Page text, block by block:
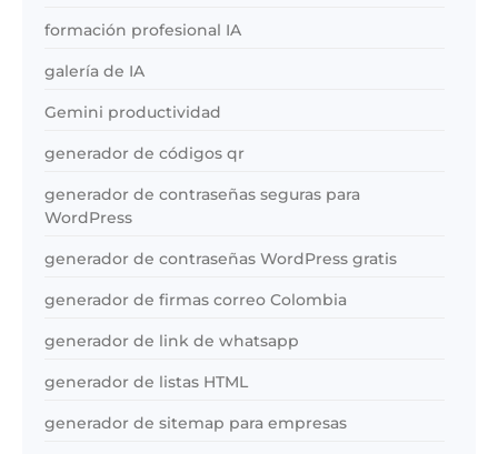
formación profesional IA
galería de IA
Gemini productividad
generador de códigos qr
generador de contraseñas seguras para
WordPress
generador de contraseñas WordPress gratis
generador de firmas correo Colombia
generador de link de whatsapp
generador de listas HTML
generador de sitemap para empresas